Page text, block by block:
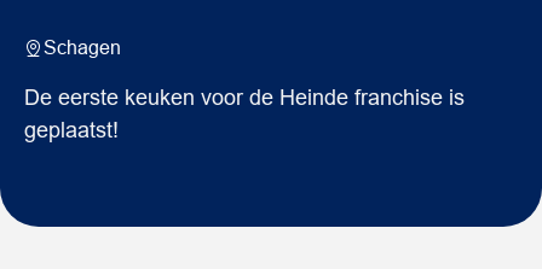
Schagen
De eerste keuken voor de Heinde franchise is
geplaatst!